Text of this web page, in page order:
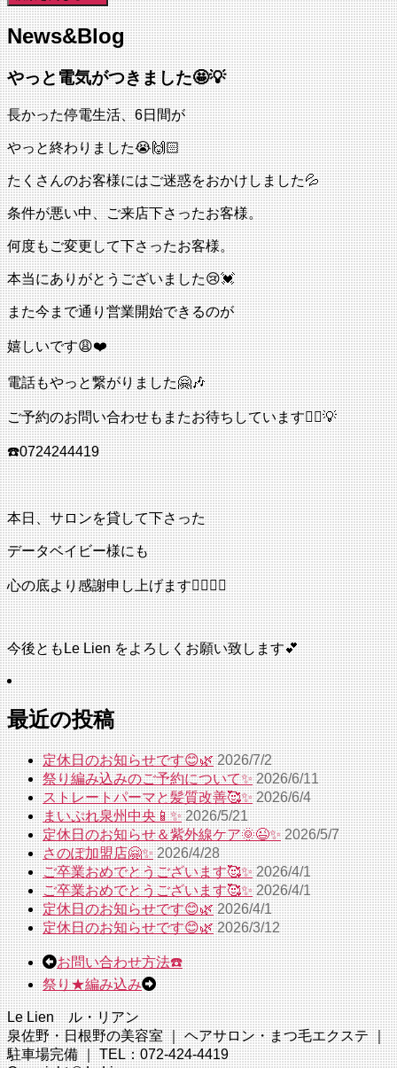
News&Blog
やっと電気がつきました🤩💡
長かった停電生活、6日間が
やっと終わりました😭🙌🏻
たくさんのお客様にはご迷惑をおかけしました💦
条件が悪い中、ご来店下さったお客様。
何度もご変更して下さったお客様。
本当にありがとうございました😢💓
また今まで通り営業開始できるのが
嬉しいです😩❤️
電話もやっと繋がりました🤗🎶
ご予約のお問い合わせもまたお待ちしています🙆‍♀️💡
☎️0724244419
本日、サロンを貸して下さった
データベイビー様にも
心の底より感謝申し上げます🙇🏻‍♀️✨
今後ともLe Lien をよろしくお願い致します💕
最近の投稿
定休日のお知らせです😊🌿 2026/7/2
祭り編み込みのご予約について✨ 2026/6/11
ストレートパーマと髪質改善🥰✨ 2026/6/4
まいぷれ泉州中央📱✨ 2026/5/21
定休日のお知らせ＆紫外線ケア🌞😉✨ 2026/5/7
さのぽ加盟店🤗✨ 2026/4/28
ご卒業おめでとうございます🥰✨ 2026/4/1
ご卒業おめでとうございます🥰✨ 2026/4/1
定休日のお知らせです😊🌿 2026/4/1
定休日のお知らせです😊🌿 2026/3/12
お問い合わせ方法☎️
祭り★編み込み
Le Lien ル・リアン
泉佐野・日根野の美容室 ｜ ヘアサロン・まつ毛エクステ ｜
駐車場完備 ｜ TEL：072-424-4419